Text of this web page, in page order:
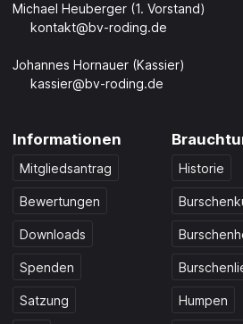
Michael Heuberger (1. Vorstand)
kontakt@bv-roding.de
Johannes Hornauer (Kassier)
kassier@bv-roding.de
Informationen
Mitgliedsantrag
Bewertungen
Downloads
Spenden
Satzung
Historie
Humpen